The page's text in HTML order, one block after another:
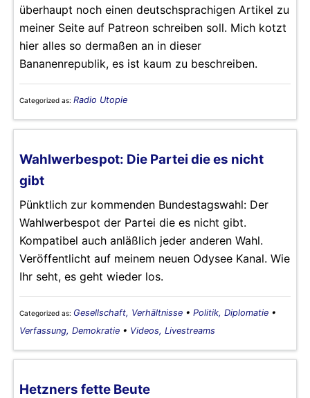
überhaupt noch einen deutschsprachigen Artikel zu
meiner Seite auf Patreon schreiben soll. Mich kotzt
hier alles so dermaßen an in dieser
Bananenrepublik, es ist kaum zu beschreiben.
Categorized as: Radio Utopie
Wahlwerbespot: Die Partei die es nicht
gibt
Pünktlich zur kommenden Bundestagswahl: Der
Wahlwerbespot der Partei die es nicht gibt.
Kompatibel auch anläßlich jeder anderen Wahl.
Veröffentlicht auf meinem neuen Odysee Kanal. Wie
Ihr seht, es geht wieder los.
Categorized as: Gesellschaft, Verhältnisse • Politik, Diplomatie •
Verfassung, Demokratie • Videos, Livestreams
Hetzners fette Beute